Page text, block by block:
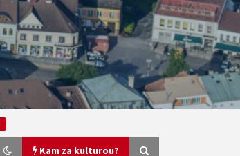
Kam za kulturou?